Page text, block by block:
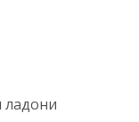
ладони